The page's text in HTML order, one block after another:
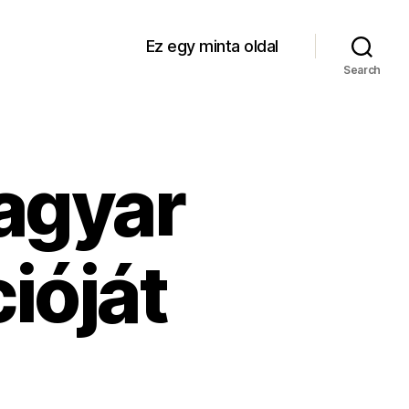
Ez egy minta oldal
Search